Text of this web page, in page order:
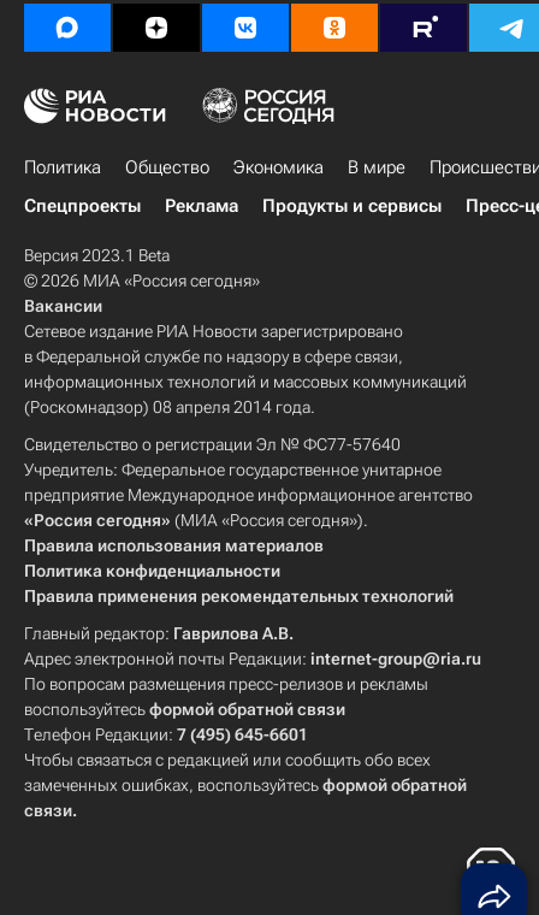
Политика Общество Экономика В мире
Спецпроекты
Реклама Продукты и сервисы Пресс-
Версия 2023.1 Beta
© 2026 МИА «Россия сегодня»
Вакансии
Сетевое издание РИА Новости зарегистрировано
в Федеральной службе по надзору в сфере связи,
информационных технологий и массовых коммуникаций
(Роскомнадзор) 08 апреля 2014 года.
Свидетельство о регистрации Эл № ФС77-57640
Учредитель: Федеральное государственное унитарное
предприятие Международное информационное агентство
«Россия сегодня» (МИА «Россия сегодня»).
Правила использования материалов
Политика конфиденциальности
Правила применения рекомендательных технологий
Главный редактор: Гаврилова А.В.
Адрес электронной почты Редакции: internet-group@ria.ru
По вопросам размещения пресс-релизов и рекламы
воспользуйтесьформой обратной связи
Телефон Редакции: 7 (495) 645-6601
Чтобы связаться с редакцией или сообщить обо всех
замеченных ошибках, воспользуйтесьформой обратной
связи.